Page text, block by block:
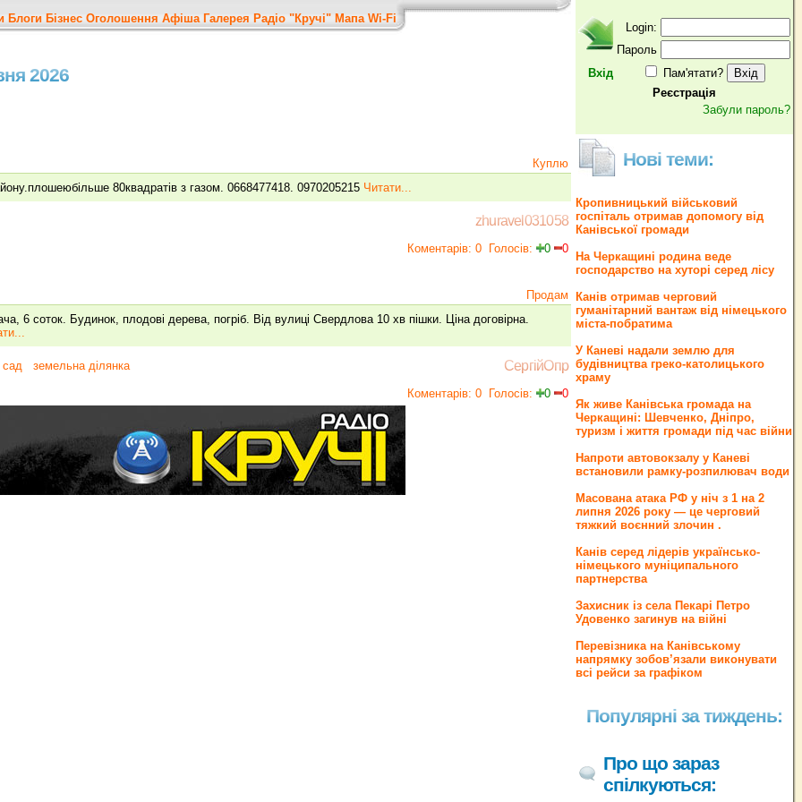
Блоги Бізнес Оголошення Афіша Галерея Радіо "Кручі" Мапа Wi-Fi
2026
Куплю
80квадратів з газом. 0668477418. 0970205215 Читати...
zhuravel031058
Коментарів: 0 Голосів: 0 0
Продам
6 соток. Будинок, плодові дерева, погріб. Від вулиці Свердлова 10 хв пішки. Ціна договірна.
сад земельна ділянка СергійОпр
Коментарів: 0 Голосів: 0 0
Вхід
Login:
Пароль
Пам'ятати?
Реєстрація
Забули пароль?
Нові теми:
Кропивницький військовий
госпіталь отримав допомогу від
Канівської громади
На Черкащині родина веде
господарство на хуторі серед лісу
Канів отримав черговий
гуманітарний вантаж від німецького
міста-побратима
У Каневі надали землю для
будівництва греко‐католицького
храму
Як живе Канівська громада на
Черкащині: Шевченко, Дніпро,
туризм і життя громади під час війни
Напроти автовокзалу у Каневі
встановили рамку-розпилювач води
Масована атака РФ у ніч з 1 на 2
липня 2026 року — це черговий
тяжкий воєнний злочин .
Канів серед лідерів українсько-
німецького муніципального
партнерства
Захисник із села Пекарі Петро
Удовенко загинув на війні
Перевізника на Канівському
напрямку зобов’язали виконувати
всі рейси за графіком
Популярні за тиждень:
Про що зараз
спілкуються: